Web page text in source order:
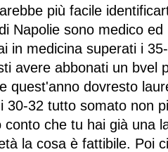
più facile
Napolie sono medico
in medicina superati i
avere abbonati un bvel
quest'anno dovresto
30-32 tutto somato non
conto che tu hai già una
la cosa è fattibile. Poi